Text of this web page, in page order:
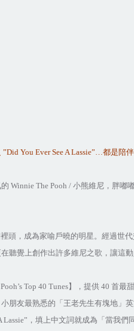
”Did You Ever See A Lassie”…都是陪
Winnie The Pooh / 小熊維尼，胖嘟
頭，成為家喻戶曉的明星。經過世
覺上創作出許多維尼之歌，讓這
Top 40 Tunes】，提供 40 首最
朋友最熟悉的「 王老先生有塊地」
Lassie” ，填上中文詞就成為「當我們